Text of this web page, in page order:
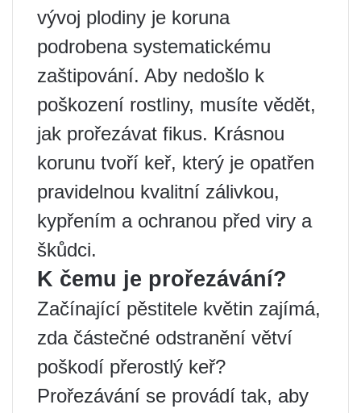
vývoj plodiny je koruna
podrobena systematickému
zaštipování. Aby nedošlo k
poškození rostliny, musíte vědět,
jak prořezávat fikus. Krásnou
korunu tvoří keř, který je opatřen
pravidelnou kvalitní zálivkou,
kypřením a ochranou před viry a
škůdci.
K čemu je prořezávání?
Začínající pěstitele květin zajímá,
zda částečné odstranění větví
poškodí přerostlý keř?
Prořezávání se provádí tak, aby